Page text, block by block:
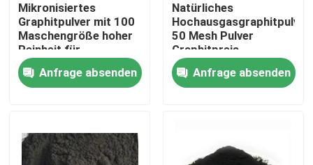
Produkte
Mikronisiertes
Graphitpulver mit 100
Maschengröße hoher
Reinheit für
Schmiermittel
Anfrage absenden
Natürliches
Hochausgasgraphitpulver
50 Mesh Pulver
Graphitpreis
Anfrage absenden